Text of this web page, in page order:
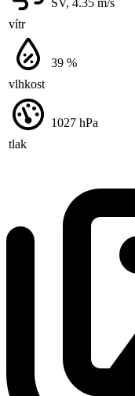
vítr
SV, 4.35 m/s
vlhkost
39 %
tlak
1027 hPa